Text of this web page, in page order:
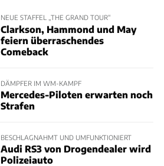
NEUE STAFFEL „THE GRAND TOUR“
Clarkson, Hammond und May
feiern überraschendes
Comeback
DÄMPFER IM WM-KAMPF
Mercedes-Piloten erwarten noch
Strafen
BESCHLAGNAHMT UND UMFUNKTIONIERT
Audi RS3 von Drogendealer wird
Polizeiauto